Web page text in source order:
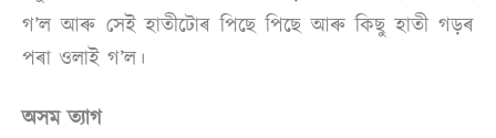
গ’ল আৰু সেই হাতীটোৰ পিছে পিছে আৰু কিছু হাতী গড়ৰ
পৰা ওলাই গ’ল।
অসম ত্যাগ